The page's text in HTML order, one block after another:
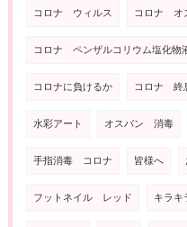
コロナ ウィルス コロナ オ
コロナ ペンザルコリウム塩化物
コロナに負けるか コロナ 終
水彩アート オスバン 消毒
手指消毒 コロナ 皆様へ
フットネイル レッド キラキ